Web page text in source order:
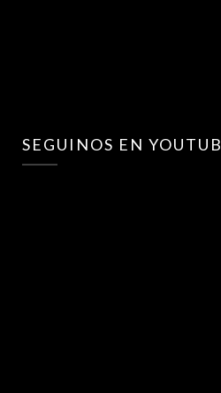
SEGUINOS EN